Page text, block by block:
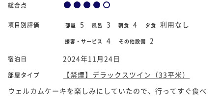
総合点
項目別評価 部屋 5 風呂 3 朝食 4 夕食 利用なし
接客・サービス 4 その他設備 2
宿泊日 2024年11月24日
部屋タイプ
【禁煙】デラックスツイン（33平米）
ウェルカムケーキを楽しみにしていたので、行ってすぐ食べ